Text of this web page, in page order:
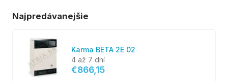
Najpredávanejšie
Karma BETA 2E 02
4 až 7 dní
€866,15